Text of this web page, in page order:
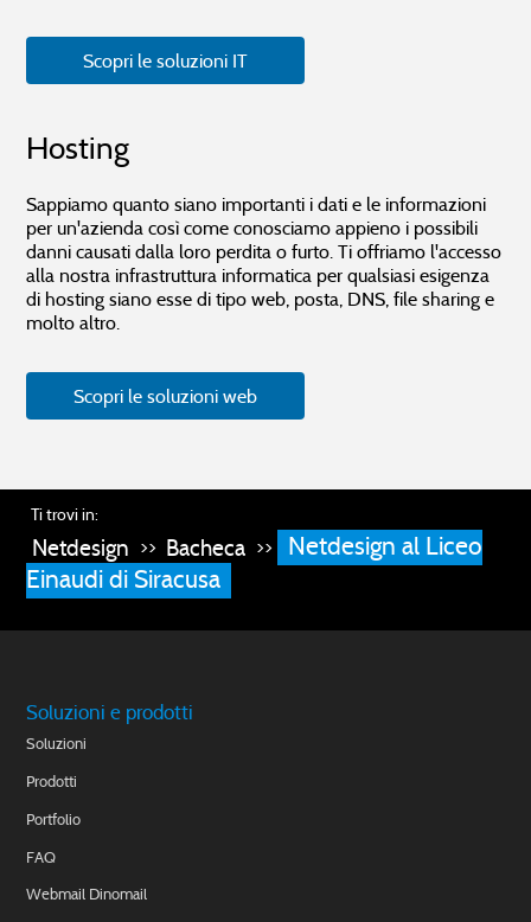
Scopri le soluzioni IT
Hosting
Sappiamo quanto siano importanti i dati e le informazioni
per un'azienda così come conosciamo appieno i possibili
danni causati dalla loro perdita o furto. Ti offriamo l'accesso
alla nostra infrastruttura informatica per qualsiasi esigenza
di hosting siano esse di tipo web, posta, DNS, file sharing e
molto altro.
Scopri le soluzioni web
Ti trovi in:
Netdesign >> Bacheca >>
Netdesign al Liceo
Einaudi di Siracusa
Soluzioni e prodotti
Soluzioni
Prodotti
Portfolio
FAQ
Webmail Dinomail